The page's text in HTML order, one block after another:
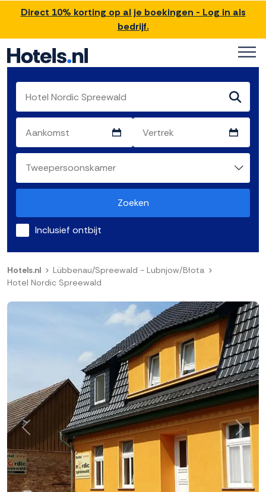
Direct 10% korting op al je boekingen - Log in als
bedrijf.
Zoeken
Inclusief ontbijt
Hotels.nl
Lübbenau/Spreewald - Lubnjow/Błota
Hotel Nordic Spreewald